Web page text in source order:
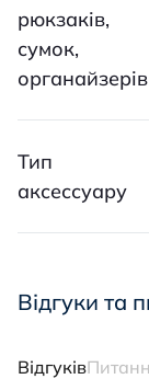
рюкзаків,
сумок,
органайзерів
Тип
аксессуару
Відгуки та
Відгуків